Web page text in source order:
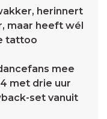
herinnert
maar heeft wél
tattoo
mee
met drie uur
set vanuit